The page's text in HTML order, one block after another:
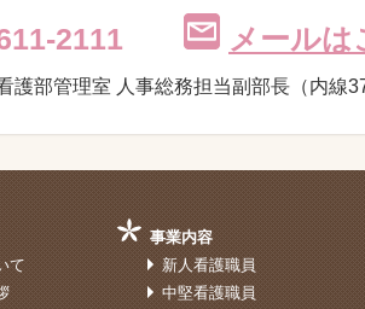
人看護職員対象「 ME機器の取扱いと看護
フィジカルアセスメントⅠ-②」「吸引（口
メントⅠ-①」研修報告
ダーレベル別研修プログラム「看護研究
611-2111 メールは
護部管理室 人事総務担当副部長（内線
て
事業内容
新人看護職員
中堅看護職員